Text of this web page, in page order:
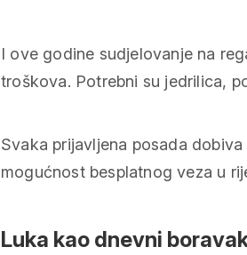
I ove godine sudjelovanje na
troškova. Potrebni su jedrilica,
Svaka prijavljena posada
mogućnost besplatnog veza u
Luka kao dnevni